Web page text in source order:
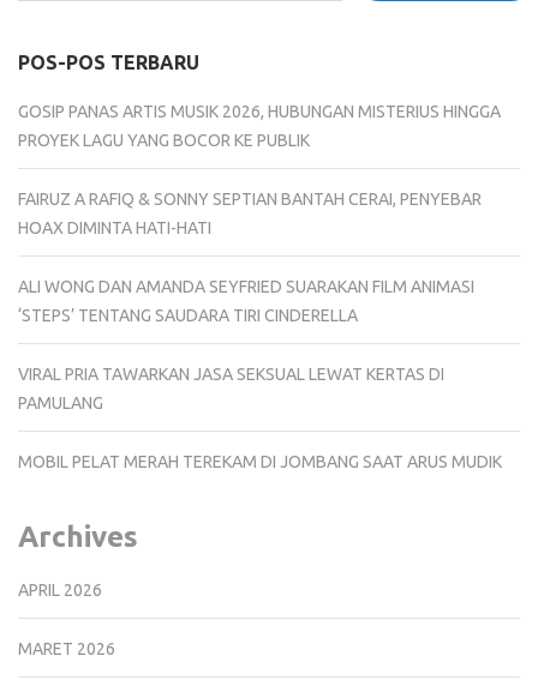
POS-POS TERBARU
GOSIP PANAS ARTIS MUSIK 2026, HUBUNGAN MISTERIUS HINGGA
PROYEK LAGU YANG BOCOR KE PUBLIK
FAIRUZ A RAFIQ & SONNY SEPTIAN BANTAH CERAI, PENYEBAR
HOAX DIMINTA HATI-HATI
ALI WONG DAN AMANDA SEYFRIED SUARAKAN FILM ANIMASI
‘STEPS’ TENTANG SAUDARA TIRI CINDERELLA
VIRAL PRIA TAWARKAN JASA SEKSUAL LEWAT KERTAS DI
PAMULANG
MOBIL PELAT MERAH TEREKAM DI JOMBANG SAAT ARUS MUDIK
Archives
APRIL 2026
MARET 2026